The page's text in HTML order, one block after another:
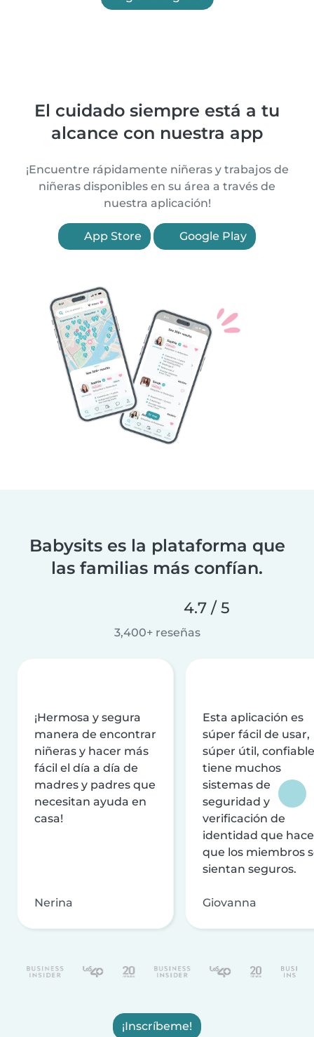
El cuidado siempre está a tu
alcance con nuestra app
¡Encuentre rápidamente niñeras y trabajos de
niñeras disponibles en su área a través de
nuestra aplicación!
App Store Google Play
Babysits es la plataforma que
las familias más confían.
4.7 / 5
3,400+ reseñas
¡Hermosa y segura
manera de encontrar
niñeras y hacer más
fácil el día a día de
madres y padres que
necesitan ayuda en
casa!
Nerina
Esta aplicación es
súper fácil de usar,
súper útil,
tiene muchos
sistemas de
seguridad y
verificación de
identidad que
que los miembros
sientan seguros.
Giovanna
¡Inscríbeme!